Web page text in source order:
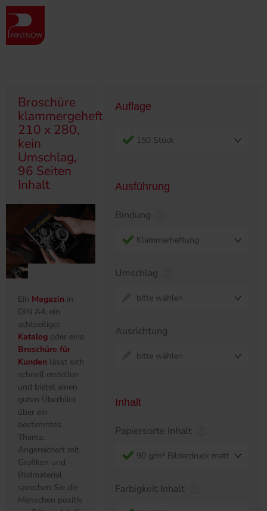
" >
Produktübersicht
Broschüre klammergeheftet, 210 x 280, kein Umschlag, 96 Seiten
Inhalt
Broschüre
klammergeheftet,
210 x 280,
kein
Umschlag,
96 Seiten
Inhalt
Ein Magazin in
DIN A4, ein
achtseitiger
Katalog oder eine
Broschüre für
Kunden lässt sich
schnell erstellen
und bietet einen
guten Überblick
über ein
bestimmtes
Thema.
Angereichert mit
Grafiken und
Bildmaterial
sprechen Sie die
Menschen positiv
Auflage
150 Stück
Ausführung
Bindung
Klammerheftung
Umschlag
bitte wählen
Ausrichtung
bitte wählen
Inhalt
Papiersorte Inhalt
90 g/m² Bilderdruck matt
Farbigkeit Inhalt